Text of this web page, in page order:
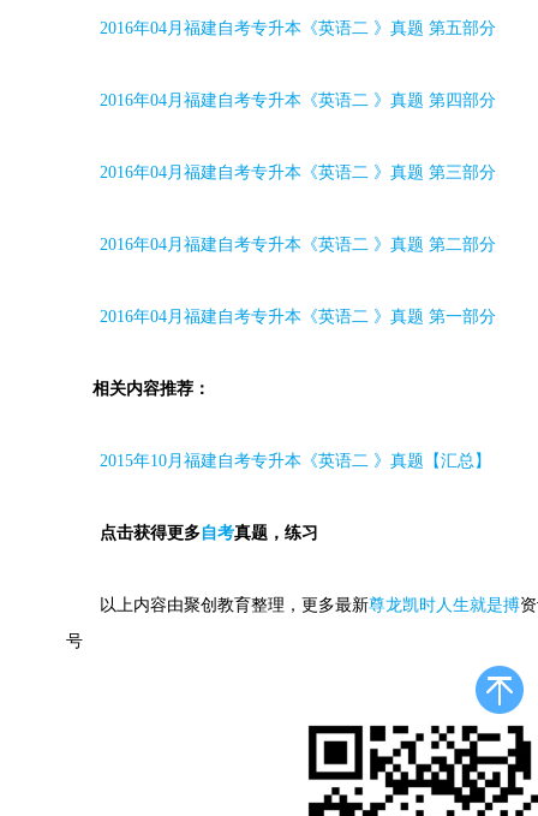
2016年04月福建自考专升本《英语二 》真题 第五部分
2016年04月福建自考专升本《英语二 》真题 第四部分
2016年04月福建自考专升本《英语二 》真题 第三部分
2016年04月福建自考专升本《英语二 》真题 第二部分
2016年04月福建自考专升本《英语二 》真题 第一部分
相关内容推荐：
2015年10月福建自考专升本《英语二 》真题【汇总】
点击获得更多自考真题，练习
以上内容由聚创教育整理，更多最新尊龙凯时人生就是搏
号